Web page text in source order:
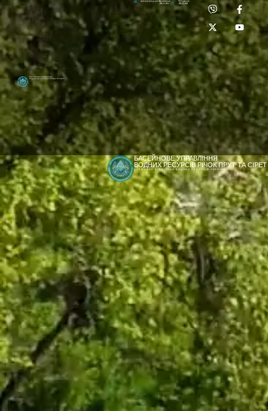
[newyear_garland]
Басейнове управління
водних ресурсів річок Прут та Сірет
Лабораторія:
(0372) 53-92-00
dpbuvr@dpbuvr.gov.uaПриймальня:
(0372) 51-14-56
БАСЕЙНОВЕ УПРАВЛІННЯ
ВОДНИХ РЕСУРСІВ РІЧОК ПРУТ ТА СІРЕТ
ДЕРЖАВНЕ АГЕНТСТВО ВОДНИХ РЕСУРСІВ УКРАЇНИ